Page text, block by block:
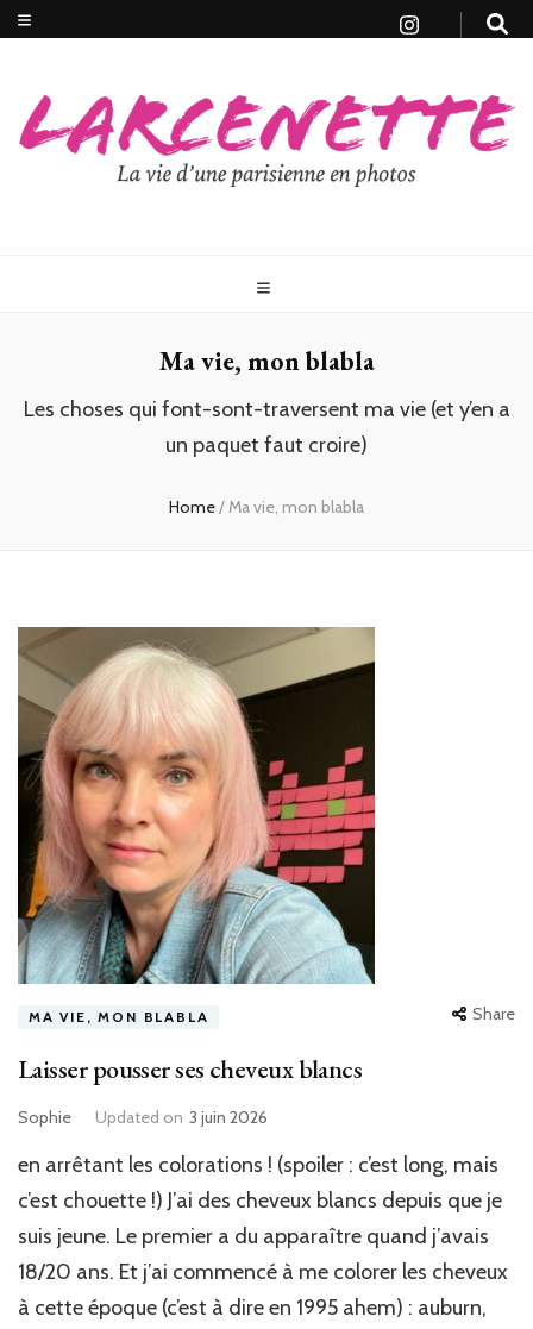
Ma vie, mon blabla
Les choses qui font-sont-traversent ma vie (et y’en a
un paquet faut croire)
Home/Ma vie, mon blabla
MA VIE, MON BLABLA Share
Laisser pousser ses cheveux blancs
Sophie Updated on 3 juin 2026
en arrêtant les colorations ! (spoiler : c’est long, mais
c’est chouette !) J’ai des cheveux blancs depuis que je
suis jeune. Le premier a du apparaître quand j’avais
18/20 ans. Et j’ai commencé à me colorer les cheveux
à cette époque (c’est à dire en 1995 ahem) : auburn,